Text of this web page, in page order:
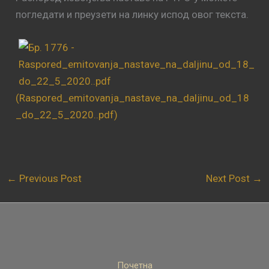
погледати и преузети на линку испод овог текста.
(Raspored_emitovanja_nastave_na_daljinu_od_18
_do_22_5_2020..pdf)
← Previous Post Next Post →
Почетна